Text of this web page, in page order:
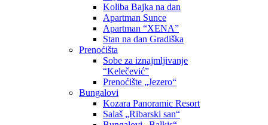
Koliba Bajka na dan
Apartman Sunce
Apartman “XENA”
Stan na dan Gradiška
Prenoćišta
Sobe za iznajmljivanje
“Kelečević”
Prenoćište „Jezero“
Bungalovi
Kozara Panoramic Resort
Salaš „Ribarski san“